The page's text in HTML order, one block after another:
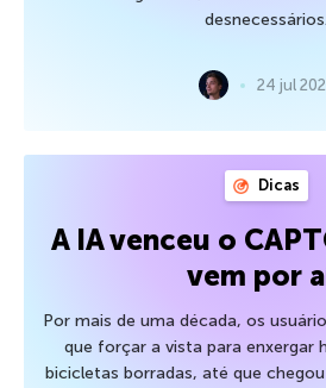
desnecessários.
24 jul
Dicas
A IA venceu o
vem por
Por mais de uma década, os
que forçar a vista para enxergar
bicicletas borradas, até que